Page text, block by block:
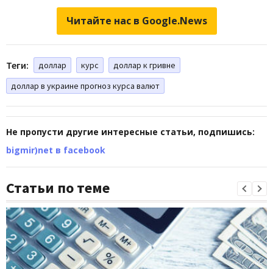
Читайте нас в Google.News
Теги: доллар курс
доллар к гривне
доллар в украине прогноз курса валют
Не пропусти другие интересные статьи, подпишись:
bigmir)net в facebook
Статьи по теме